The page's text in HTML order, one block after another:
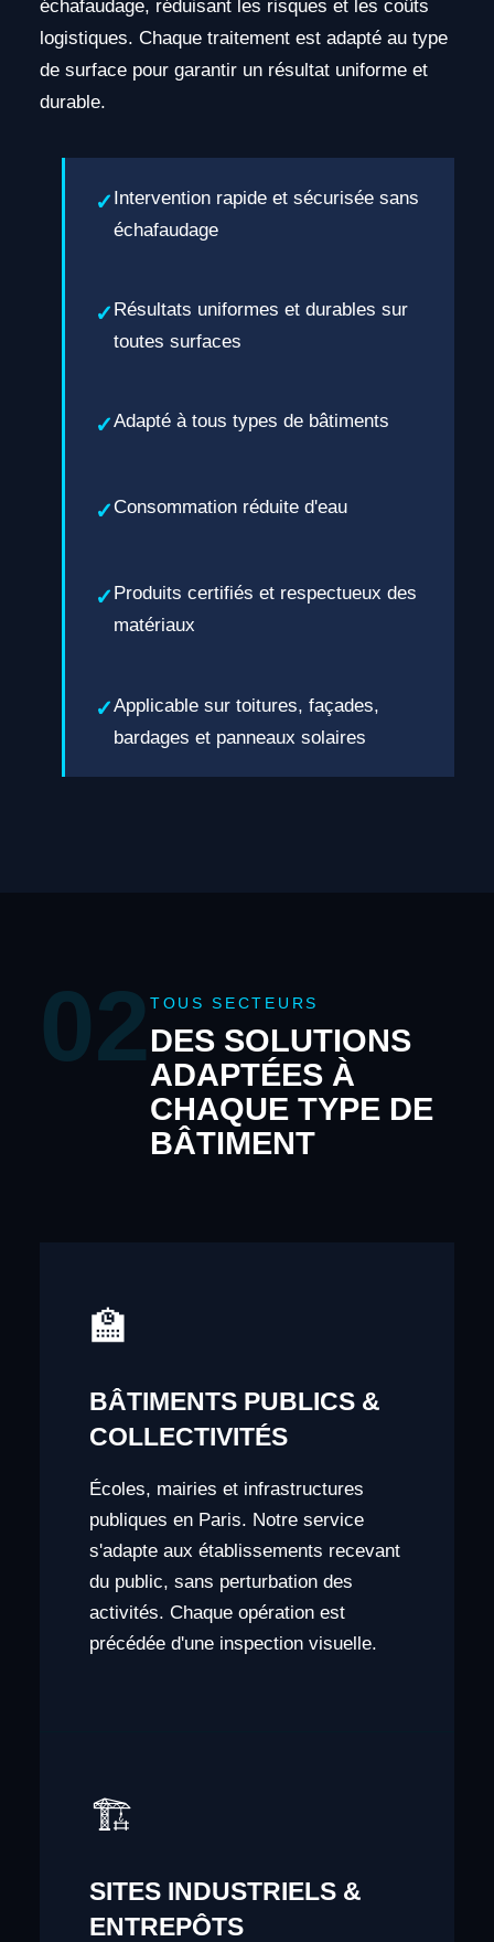
échafaudage, réduisant les risques et les coûts
logistiques. Chaque traitement est adapté au type
de surface pour garantir un résultat uniforme et
durable.
Intervention rapide et sécurisée sans
échafaudage
Résultats uniformes et durables sur
toutes surfaces
Adapté à tous types de bâtiments
Consommation réduite d'eau
Produits certifiés et respectueux des
matériaux
Applicable sur toitures, façades,
bardages et panneaux solaires
02 TOUS SECTEURS
DES SOLUTIONS
ADAPTÉES À
CHAQUE TYPE DE
BÂTIMENT
🏫
BÂTIMENTS PUBLICS &
COLLECTIVITÉS
Écoles, mairies et infrastructures
publiques en Paris. Notre service
s'adapte aux établissements recevant
du public, sans perturbation des
activités. Chaque opération est
précédée d'une inspection visuelle.
🏗️
SITES INDUSTRIELS &
ENTREPÔTS